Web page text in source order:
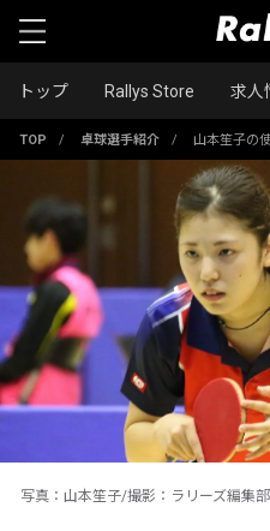
トップ Rallys Store 求人
TOP / 卓球選手紹介 / 山本笙子の
写真：山本笙子/撮影：ラリーズ編集部